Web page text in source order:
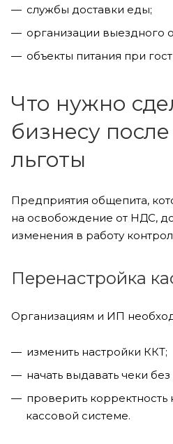
службы доставки еды;
организации выездного
объекты питания при
Что нужно
бизнесу
льготы
Предприятия общепита,
на освобождение от НДС,
изменения в работу
Перенастройка
Организациям и ИП
изменить настройки ККТ;
начать выдавать чеки
проверить корректность
кассовой системе.